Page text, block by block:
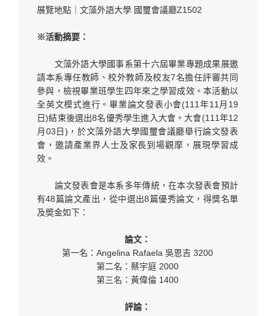
展覽地點｜文藻外語大學 國璽會議廳Z1502
※活動摘要：
文藻外語大學國事系第十六屆畢業專題成果展邀
請本系專任教師、校外教師及校友7名擔任評審共同
參與，檢視畢業班學生四年來之學習成效。本活動以
全英文模式進行。畢業論文發表小會(111年11月19
日)結束後選出8名優秀學生進入大會。大會(111年12
月03日)，於文藻外語大學國璽會議廳舉行論文發表
會，邀請產業界人士及家長到場觀摩，展現學習成
效。
論文發表會是本系多年傳統，在本次發表會預計
有48篇論文產出，從中選出8篇優秀論文，得獎名單
及奬金如下：
論文：
第一名：Angelina Rafaela 吳恩吉 3200
第二名：蔡宇庭 2000
第三名：黃偉倫 1400
評論：